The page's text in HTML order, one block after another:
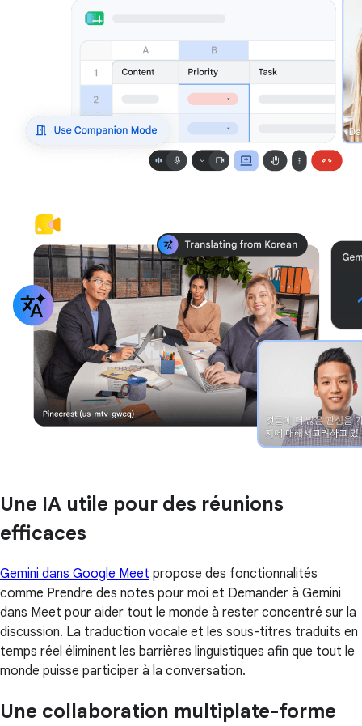
Une IA utile pour des réunions
efficaces
Gemini dans Google Meet propose des fonctionnalités
comme Prendre des notes pour moi et Demander à Gemini
dans Meet pour aider tout le monde à rester concentré sur la
discussion. La traduction vocale et les sous-titres traduits en
temps réel éliminent les barrières linguistiques afin que tout le
monde puisse participer à la conversation.
Une collaboration multiplate-forme